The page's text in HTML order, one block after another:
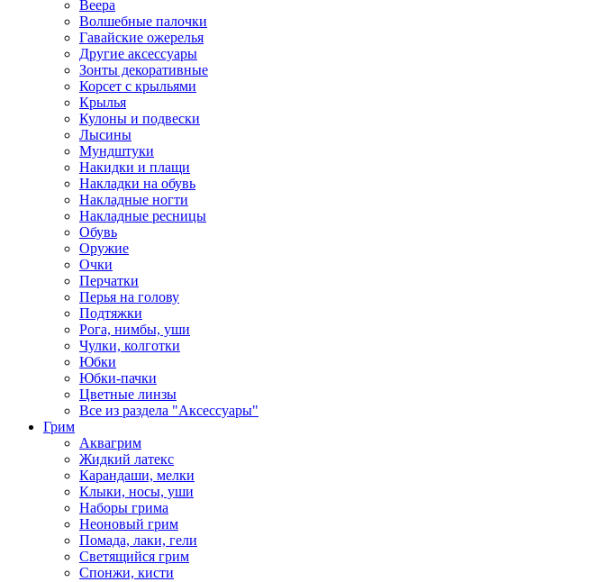
Веера
Волшебные палочки
Гавайские ожерелья
Другие аксессуары
Зонты декоративные
Корсет с крыльями
Крылья
Кулоны и подвески
Лысины
Мундштуки
Накидки и плащи
Накладки на обувь
Накладные ногти
Накладные ресницы
Обувь
Оружие
Очки
Перчатки
Перья на голову
Подтяжки
Рога, нимбы, уши
Чулки, колготки
Юбки
Юбки-пачки
Цветные линзы
Все из раздела "Аксессуары"
Грим
Аквагрим
Жидкий латекс
Карандаши, мелки
Клыки, носы, уши
Наборы грима
Неоновый грим
Помада, лаки, гели
Светящийся грим
Спонжи, кисти